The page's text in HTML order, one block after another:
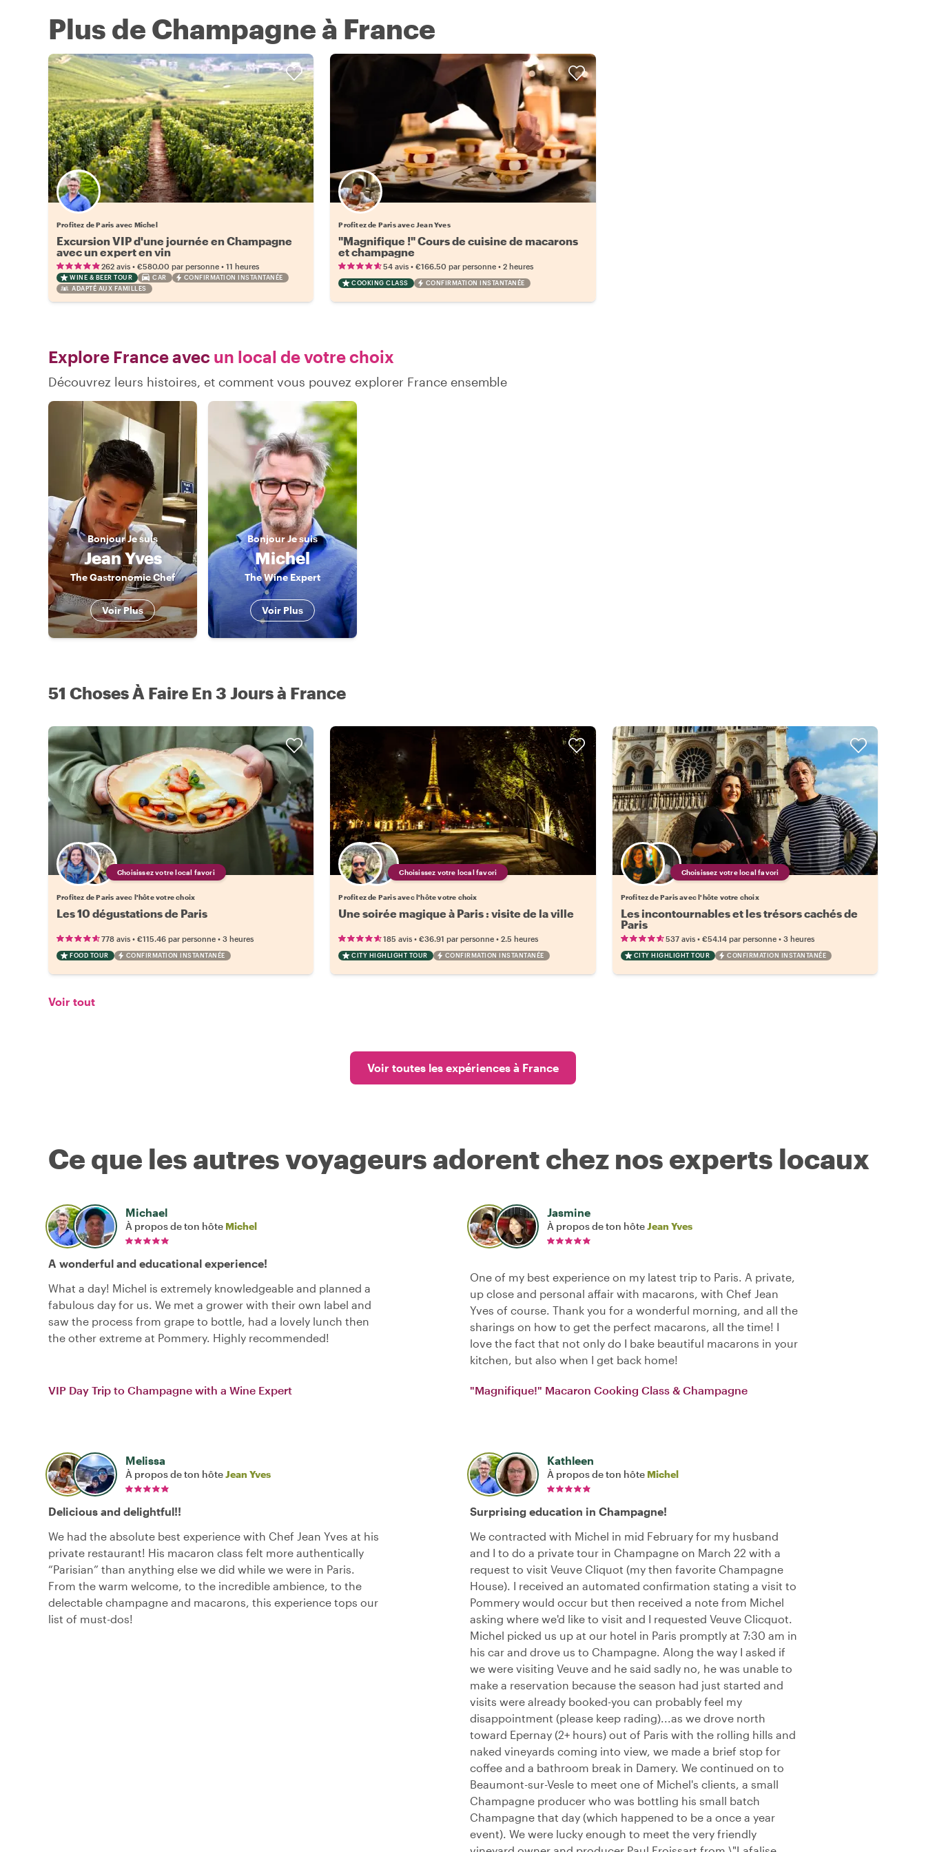
Plus de Champagne à France
Profitez de Paris avec Michel
Excursion VIP d'une journée en Champagne
avec un expert en vin
262 avis • €580.00 par personne • 11 heures
WINE & BEER TOUR CAR
CONFIRMATION INSTANTANÉE
ADAPTÉ AUX FAMILLES
Profitez de Paris avec Jean Yves
"Magnifique !" Cours de cuisine de macarons
et champagne
54 avis •€166.50 par personne •2 heures
COOKING CLASS CONFIRMATION INSTANTANÉE
Explore France avec un local de votre choix
Découvrez leurs histoires, et comment vous pouvez explorer France ensemble
BonjourJe suis
Jean Yves
The Gastronomic Chef
Voir Plus
BonjourJe suis
Michel
The Wine Expert
Voir Plus
51 Choses À Faire En 3 Jours à France
Choisissez votre local favori
Profitez de Paris avec l'hôte votre choix
Les 10 dégustations de Paris
778 avis • €115.46 par personne • 3 heures
FOOD TOUR CONFIRMATION INSTANTANÉE
Choisissez votre local favori
Profitez de Paris avec l'hôte votre choix
Une soirée magique à Paris : visite de la ville
185 avis •€36.91 par personne •2.5 heures
CITY HIGHLIGHT TOUR CONFIRMATION INSTANTANÉE
Choisissez votre local favori
Profitez de Paris avec l'hôte votre choix
Les incontournables et les trésors cachés de
Paris
537 avis• €54.14 par personne• 3 heures
CITY HIGHLIGHT TOUR CONFIRMATION INSTANTANÉE
Voir tout
Voir toutes les expériences à France
Ce que les autres voyageurs adorent chez nos experts locaux
Michael
À propos de ton hôte Michel
A wonderful and educational experience!
What a day! Michel is extremely knowledgeable and planned a
fabulous day for us. We met a grower with their own label and
saw the process from grape to bottle, had a lovely lunch then
the other extreme at Pommery. Highly recommended!
VIP Day Trip to Champagne with a Wine Expert
Jasmine
À propos de ton hôteJean Yves
One of my best experience on my latest trip to Paris. A private,
up close and personal affair with macarons, with Chef Jean
Yves of course. Thank you for a wonderful morning, and all the
sharings on how to get the perfect macarons, all the time! I
love the fact that not only do I bake beautiful macarons in your
kitchen, but also when I get back home!
"Magnifique!" Macaron Cooking Class & Champagne
Melissa
À propos de ton hôteJean Yves
Delicious and delightful!!
We had the absolute best experience with Chef Jean Yves at his
private restaurant! His macaron class felt more authentically
“Parisian” than anything else we did while we were in Paris.
From the warm welcome, to the incredible ambience, to the
delectable champagne and macarons, this experience tops our
list of must-dos!
Kathleen
À propos de ton hôte Michel
Surprising education in Champagne!
We contracted with Michel in mid February for my husband
and I to do a private tour in Champagne on March 22 with a
request to visit Veuve Cliquot (my then favorite Champagne
House). I received an automated confirmation stating a visit to
Pommery would occur but then received a note from Michel
asking where we'd like to visit and I requested Veuve Clicquot.
Michel picked us up at our hotel in Paris promptly at 7:30 am in
his car and drove us to Champagne. Along the way I asked if
we were visiting Veuve and he said sadly no, he was unable to
make a reservation because the season had just started and
visits were already booked-you can probably feel my
disappointment (please keep rading)...as we drove north
toward Epernay (2+ hours) out of Paris with the rolling hills and
naked vineyards coming into view, we made a brief stop for
coffee and a bathroom break in Damery. We continued on to
Beaumont-sur-Vesle to meet one of Michel's clients, a small
Champagne producer who was bottling his small batch
Champagne that day (which happened to be a once a year
event). We were lucky enough to meet the very friendly